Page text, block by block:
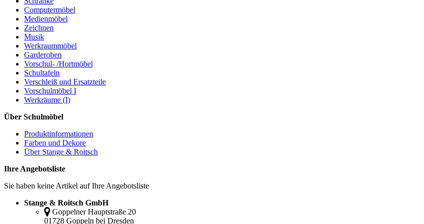
Computermöbel
Medienmöbel
Zeichnen
Musik
Werkraummöbel
Garderoben
Vorschul- /Hortmöbel
Schultafeln
Verschleiß und Ersatzteile
Vorschulmöbel I
Werkräume (I)
Über Schulmöbel
Produktinformationen
Farben und Dekore
Über Stange & Roitsch
Ihre Angebotsliste
Sie haben keine Artikel auf Ihre Angebotsliste
Stange & Roitsch GmbH
Goppelner Hauptstraße 20
01728 Goppeln bei Dresden